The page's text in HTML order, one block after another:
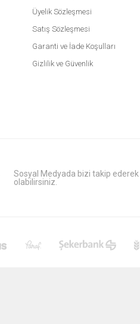
Üyelik Sözleşmesi
Satış Sözleşmesi
Garanti ve İade Koşulları
Gizlilik ve Güvenlik
Sosyal Medyada bizi takip
olabilirsiniz.